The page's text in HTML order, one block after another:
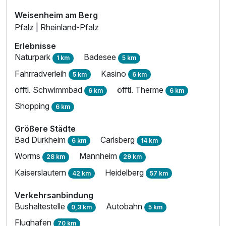
Weisenheim am Berg
Pfalz | Rheinland-Pfalz
Erlebnisse
Naturpark 1 km Badesee 5 km
Fahrradverleih 5 km Kasino 6 km
öfftl. Schwimmbad 6 km öfftl. Therme 6 km
Shopping 6 km
Größere Städte
Bad Dürkheim 6 km Carlsberg 14 km
Worms 28 km Mannheim 29 km
Kaiserslautern 42 km Heidelberg 57 km
Verkehrsanbindung
Bushaltestelle 0,3 km Autobahn 5 km
Flughafen 70 km